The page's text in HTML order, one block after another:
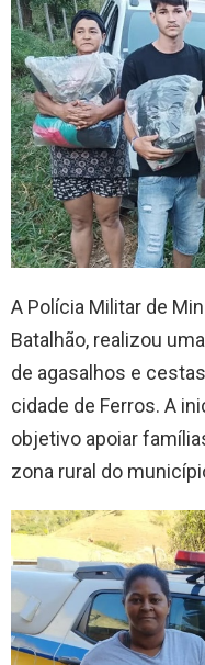
A Polícia Militar de
Batalhão, realizou
de agasalhos e
cidade de Ferros. A
objetivo apoiar
zona rural do